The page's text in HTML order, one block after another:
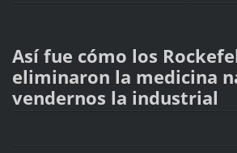
Así fue cómo los
eliminaron la medicina
vendernos la industrial